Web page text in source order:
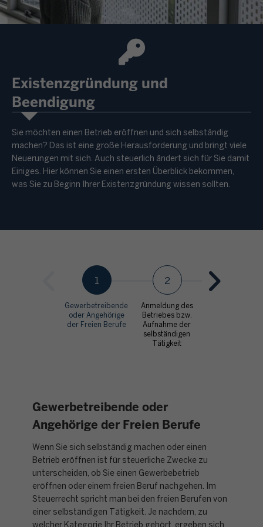
Existenzgründung und
Beendigung
Sie möchten einen Betrieb eröffnen und sich selbständig
machen? Das ist eine große Herausforderung und bringt viele
Neuerungen mit sich. Auch steuerlich ändert sich für Sie damit
Einiges. Hier können Sie einen ersten Überblick bekommen,
was Sie zu Beginn Ihrer Existenzgründung wissen sollten.
1
Gewerbetreibende
oder Angehörige
der Freien Berufe
2
Anmeldung des
Betriebes bzw.
Aufnahme der
selbständigen
Tätigkeit
Gewerbetreibende oder
Angehörige der Freien Berufe
Wenn Sie sich selbständig machen oder einen
Betrieb eröffnen ist für steuerliche Zwecke zu
unterscheiden, ob Sie einen Gewerbebetrieb
eröffnen oder einem freien Beruf nachgehen. Im
Steuerrecht spricht man bei den freien Berufen von
einer selbständigen Tätigkeit. Je nachdem, zu
welcher Kategorie Ihr Betrieb gehört, ergeben sich